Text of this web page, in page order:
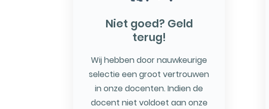
Niet goed? Geld
terug!
Wij hebben door nauwkeurige
selectie een groot vertrouwen
in onze docenten. Indien de
docent niet voldoet aan onze